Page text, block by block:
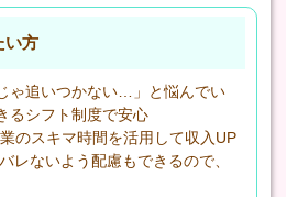
い方
ゃ追いつかない…」と悩んでい
るシフト制度で安心
のスキマ時間を活用して収入UP
レないよう配慮もできるので、